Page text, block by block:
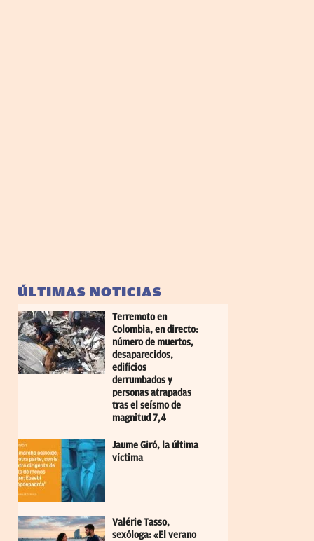
ÚLTIMAS NOTICIAS
Terremoto en
Colombia, en directo:
número de muertos,
desaparecidos,
edificios
derrumbados y
personas atrapadas
tras el seísmo de
magnitud 7,4
Jaume Giró, la última
víctima
Valérie Tasso,
sexóloga: «El verano